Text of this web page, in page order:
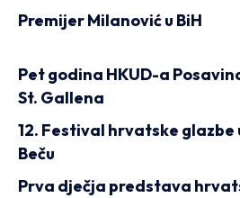
Premijer Milanović u BiH
Pet godina HKUD-a
St. Gallena
12. Festival hrvatske glazbe
Beču
Prva dječja predstava